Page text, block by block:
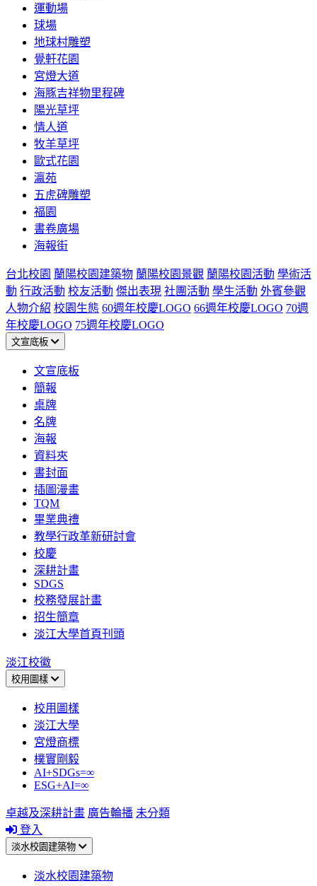
運動場
球場
地球村雕塑
覺軒花園
宮燈大道
海豚吉祥物里程碑
陽光草坪
情人道
牧羊草坪
歐式花園
瀛苑
五虎碑雕塑
福園
書卷廣場
海報街
台北校園 蘭陽校園建築物 蘭陽校園景觀 蘭陽校園活動 學術活
動 行政活動 校友活動 傑出表現 社團活動 學生活動 外賓參觀
人物介紹 校園生態 60週年校慶LOGO 66週年校慶LOGO 70週
年校慶LOGO 75週年校慶LOGO
文宣底板
文宣底板
簡報
桌牌
名牌
海報
資料夾
書封面
插圖漫畫
TQM
畢業典禮
教學行政革新研討會
校慶
深耕計畫
SDGS
校務發展計畫
招生簡章
淡江大學首頁刊頭
淡江校徽
校用圖樣
校用圖樣
淡江大學
宮燈商標
樸實剛毅
AI+SDGs=∞
ESG+AI=∞
卓越及深耕計畫 廣告輪播 未分類
登入
淡水校園建築物
淡水校園建築物